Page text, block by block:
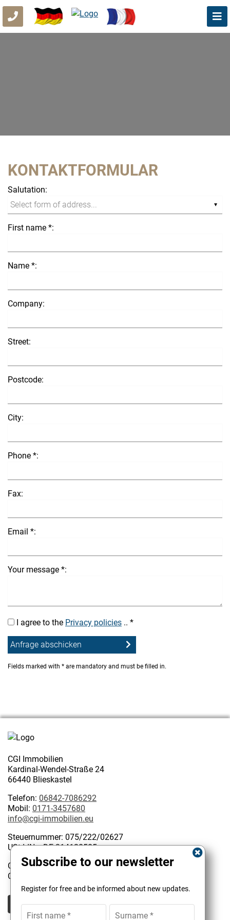
KONTAKTFORMULAR
Salutation:
First name *:
Name *:
Company:
Street:
Postcode:
City:
Phone *:
Fax:
Email *:
Your message *:
I agree to the Privacy policies .. *
Fields marked with * are mandatory and must be filled in.
CGI Immobilien
Kardinal-Wendel-Straße 24
66440 Blieskastel
Telefon: 06842-7086292
Mobil: 0171-3457680
info@cgi-immobilien.eu
Steuernummer: 075/222/02627
USt-IdNr.: DE 314128585
Geschäftsinhaber:
Christophe Garattoni Geprüfter Immobilienmakler IHK
Subscribe to our newsletter
Register for free and be informed about new updates.
100%
SEHR GUT